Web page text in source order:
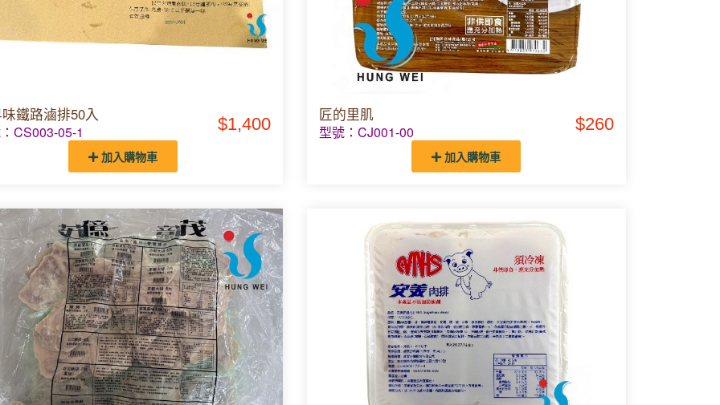
鐵路滷排50入
CS003-05-1 $1,400
加入購物車
匠的里肌
型號：CJ001-00 $260
加入購物車